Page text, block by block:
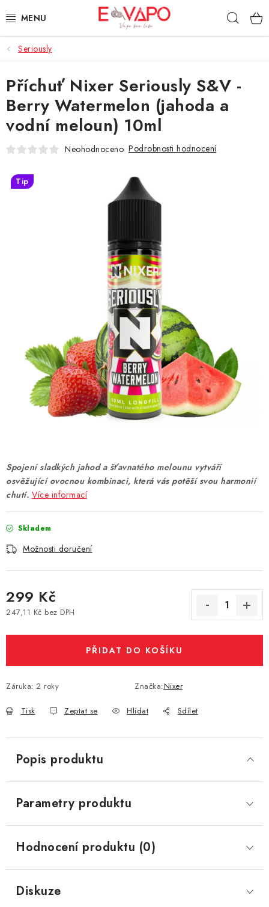
na
3D TISK
TIPY ZA DOBROU CENU
AROMATA A PŘÍCHUTĚ
BÁZE
E-LIQUIDY
ATOMIZÉRY A CARTRIDGE
BATERIE A NABÍJEČKY
GRIPY & MODY
PŘÍSLUŠENSTVÍ
Vše o nákupu Jak reklamovat či vrátit zboží
Kontakty
Prodejny Volná místa
Seriously
Spojení sladkých jahod a šťavnatého melounu vytváří
osvěžující ovocnou kombinaci, která vás potěší svou harmonií
chutí. Více informací
Skladem
Možnosti doručení
299 Kč
247,11 Kč bez DPH
PŘIDAT DO KOŠÍKU
Záruka: 2 roky Značka:Nixer
Tisk Zeptat se Hlídat Sdílet
Příchuť Nixer Seriously S&V -
Berry Watermelon (jahoda a
vodní meloun) 10ml
Neohodnoceno Podrobnosti hodnocení
Tip
Popis produktu
Parametry produktu
Hodnocení produktu (0)
Diskuze